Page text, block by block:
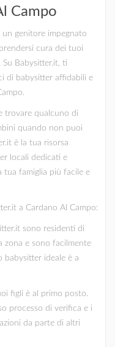
Campo
un genitore impegnato
cura dei tuoi
Babysitter.it, ti
di babysitter affidabili e
trovare qualcuno di
quando non puoi
è la tua risorsa
locali dedicati e
tua famiglia più facile e
a Cardano Al Campo:
sono residenti di
zona e sono facilmente
babysitter ideale è a
figli è al primo posto.
processo di verifica e i
da parte di altri